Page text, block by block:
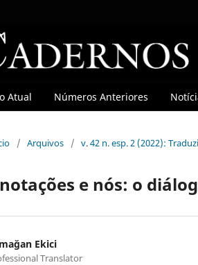
Atual Números Anteriores
/ Arquivos / v. 42 n. esp. 2 (2022):
e nós: o
Ekici
Translator